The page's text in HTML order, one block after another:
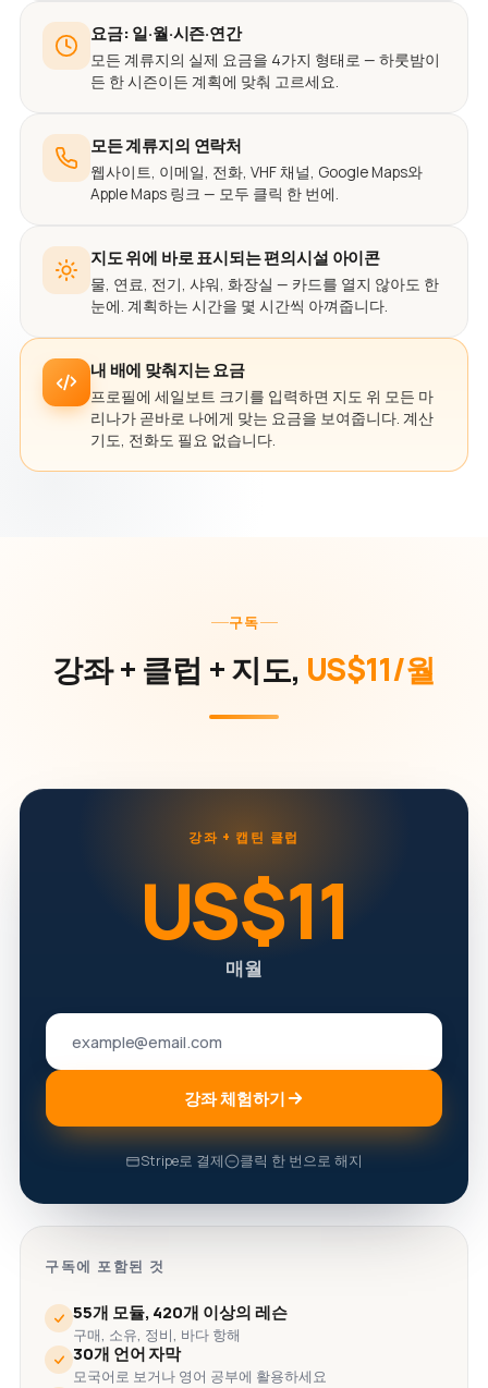
요금: 일·월·시즌·연간
모든 계류지의 실제 요금을 4가지 형태로 — 하룻밤이
든 한 시즌이든 계획에 맞춰 고르세요.
모든 계류지의 연락처
웹사이트, 이메일, 전화, VHF 채널, Google Maps와
Apple Maps 링크 — 모두 클릭 한 번에.
지도 위에 바로 표시되는 편의시설 아이콘
물, 연료, 전기, 샤워, 화장실 — 카드를 열지 않아도 한
눈에. 계획하는 시간을 몇 시간씩 아껴줍니다.
내 배에 맞춰지는 요금
프로필에 세일보트 크기를 입력하면 지도 위 모든 마
리나가 곧바로 나에게 맞는 요금을 보여줍니다. 계산
기도, 전화도 필요 없습니다.
구독
강좌 + 클럽 + 지도, US$11/월
강좌 + 캡틴 클럽
US$11
매월
강좌 체험하기
Stripe로 결제 클릭 한 번으로 해지
구독에 포함된 것
55개 모듈, 420개 이상의 레슨
구매, 소유, 정비, 바다 항해
30개 언어 자막
모국어로 보거나 영어 공부에 활용하세요